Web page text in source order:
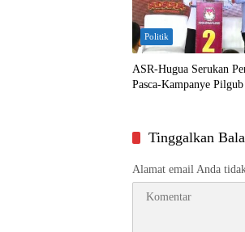
Politik
ASR-Hugua Serukan
Pasca-Kampanye
Tinggalkan
Alamat email Anda